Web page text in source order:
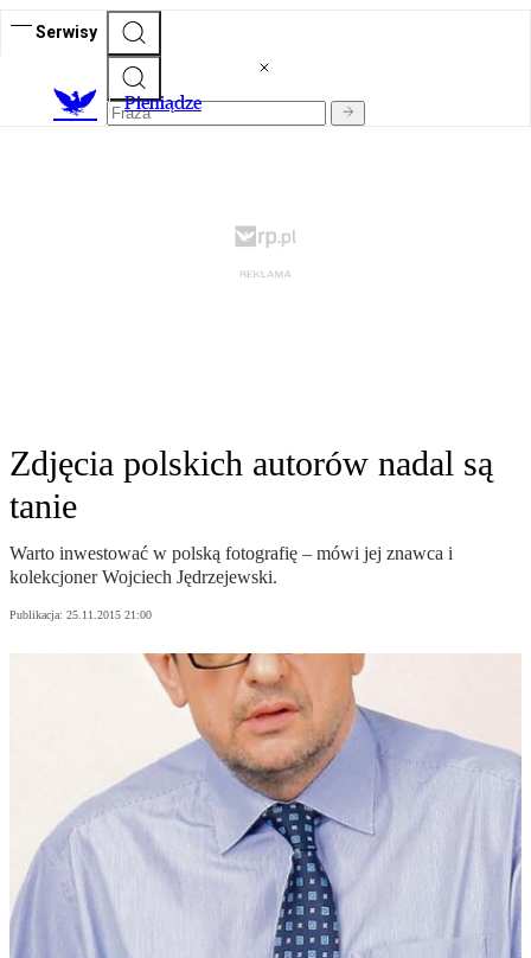
Serwisy
Pieniądze
Zdjęcia polskich autorów nadal są
tanie
Warto inwestować w polską fotografię – mówi jej znawca i
kolekcjoner Wojciech Jędrzejewski.
Publikacja: 25.11.2015 21:00